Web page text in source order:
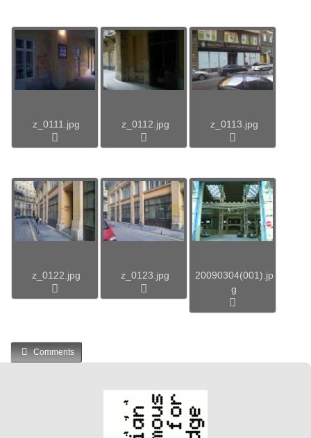
z_0111.jpg z_0112.jpg z_0113.jpg
z_0122.jpg z_0123.jpg
20090304(001).jp
g
Comments